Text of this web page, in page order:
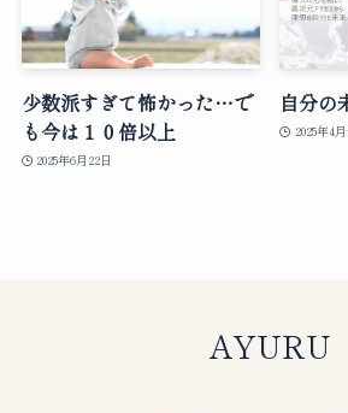
少数派すぎて怖かった…で
も今は１０倍以上
2025年6月22日
自分の
2025年4
AYURU